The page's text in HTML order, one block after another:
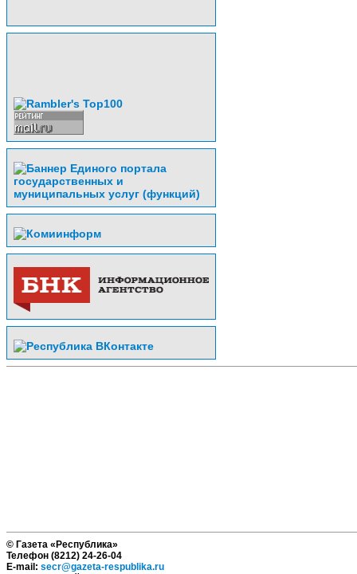
© Газета «Республика»
Телефон (8212) 24-26-04
E-mail: secr@gazeta-respublika.ru